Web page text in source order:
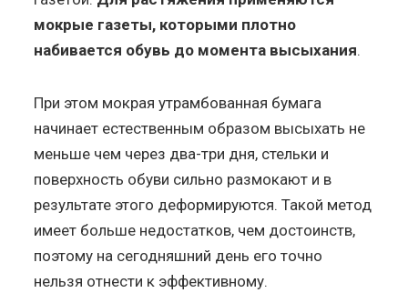
мокрые газеты, которыми плотно
набивается обувь до момента высыхания.
При этом мокрая утрамбованная бумага
начинает естественным образом высыхать не
меньше чем через два-три дня, стельки и
поверхность обуви сильно размокают и в
результате этого деформируются. Такой метод
имеет больше недостатков, чем достоинств,
поэтому на сегодняшний день его точно
нельзя отнести к эффективному.